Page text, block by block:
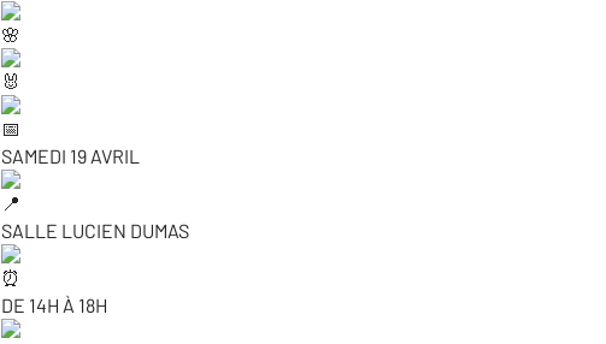
SAMEDI 19 AVRIL
SALLE LUCIEN DUMAS
DE 14H À 18H